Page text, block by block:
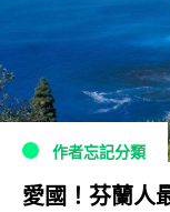
作者忘記分類
愛國！芬蘭